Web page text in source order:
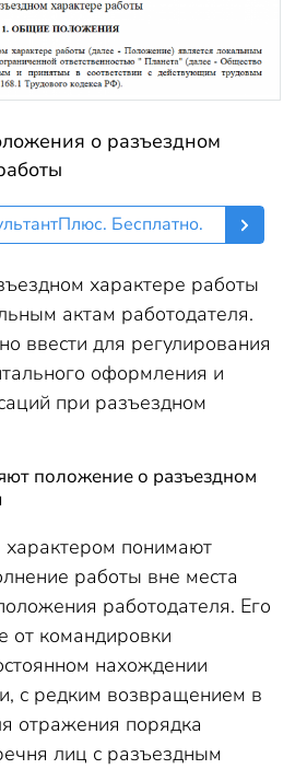
о разъездном
Бесплатно.
характере работы
актам работодателя.
ввести для регулирования
оформления и
при разъездном
положение о разъездном
понимают
работы вне места
работодателя. Его
от командировки
нахождении
с редким возвращением в
отражения порядка
лиц с разъездным